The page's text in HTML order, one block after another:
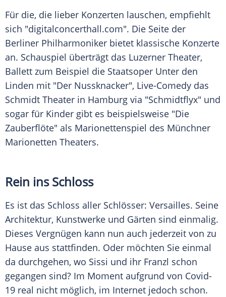
Für die, die lieber Konzerten lauschen, empfiehlt
sich "digitalconcerthall.com". Die Seite der
Berliner Philharmoniker bietet klassische Konzerte
an. Schauspiel überträgt das Luzerner Theater,
Ballett zum Beispiel die Staatsoper Unter den
Linden mit "Der Nussknacker", Live-Comedy das
Schmidt Theater in Hamburg via "Schmidtflyx" und
sogar für Kinder gibt es beispielsweise "Die
Zauberflöte" als Marionettenspiel des Münchner
Marionetten Theaters.
Rein ins Schloss
Es ist das Schloss aller Schlösser: Versailles. Seine
Architektur, Kunstwerke und Gärten sind einmalig.
Dieses Vergnügen kann nun auch jederzeit von zu
Hause aus stattfinden. Oder möchten Sie einmal
da durchgehen, wo Sissi und ihr Franzl schon
gegangen sind? Im Moment aufgrund von Covid-
19 real nicht möglich, im Internet jedoch schon.